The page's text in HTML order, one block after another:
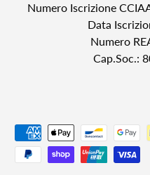
Numero Iscrizione
Data
Numero
Cap.Soc.:
Payment methods accepted